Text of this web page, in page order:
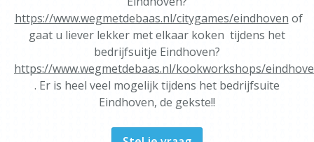
https://www.wegmetdebaas.nl/citygames/eindhoven of
gaat u liever lekker met elkaar koken tijdens het
bedrijfsuitje Eindhoven?
https://www.wegmetdebaas.nl/kookworkshops/
. Er is heel veel mogelijk tijdens het bedrijfsuite
Eindhoven, de gekste!!